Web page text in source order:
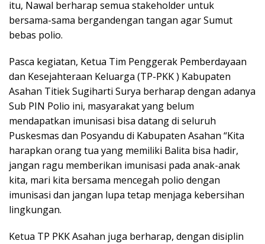
itu, Nawal berharap semua stakeholder untuk
bersama-sama bergandengan tangan agar Sumut
bebas polio.
Pasca kegiatan, Ketua Tim Penggerak Pemberdayaan
dan Kesejahteraan Keluarga (TP-PKK ) Kabupaten
Asahan Titiek Sugiharti Surya berharap dengan adanya
Sub PIN Polio ini, masyarakat yang belum
mendapatkan imunisasi bisa datang di seluruh
Puskesmas dan Posyandu di Kabupaten Asahan “Kita
harapkan orang tua yang memiliki Balita bisa hadir,
jangan ragu memberikan imunisasi pada anak-anak
kita, mari kita bersama mencegah polio dengan
imunisasi dan jangan lupa tetap menjaga kebersihan
lingkungan.
Ketua TP PKK Asahan juga berharap, dengan disiplin